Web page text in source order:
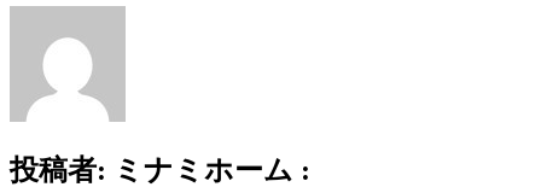
投稿者: ミナミホーム :